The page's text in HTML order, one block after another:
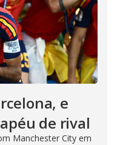
e
de rival
Manchester City em